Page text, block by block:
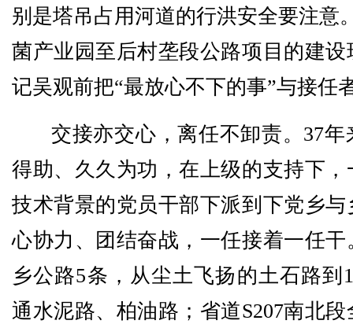
别是塔吊占用河道的行洪安全要注意
菌产业园至后村垄段公路项目的建
记吴观前把“最放心不下的事”与接任
交接亦交心，离任不卸责。37
得助、久久为功，在上级的支持下
技术背景的党员干部下派到下党乡
心协力、团结奋战，一任接着一任
乡公路5条，从尘土飞扬的土石路到
通水泥路、柏油路；省道S207南北